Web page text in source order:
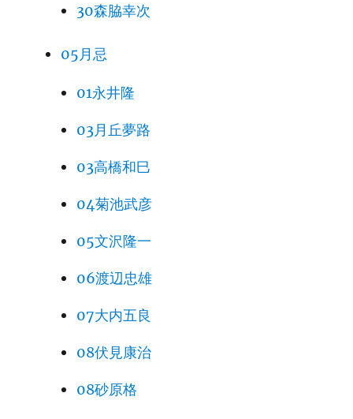
30森脇幸次
05月忌
01永井隆
03月丘夢路
03高橋和巳
04菊池武彦
05文沢隆一
06渡辺忠雄
07大内五良
08伏見康治
08砂原格